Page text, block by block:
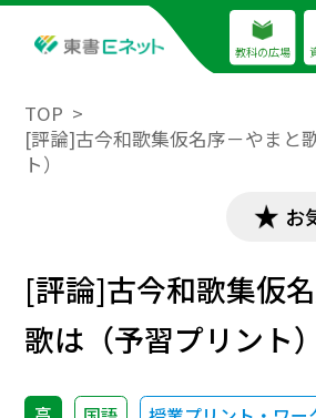
教科の広場
TOP
[評論]古今和歌集仮名序－やまと
ト）
お
[評論]古今和歌集仮
歌は（予習プリント）